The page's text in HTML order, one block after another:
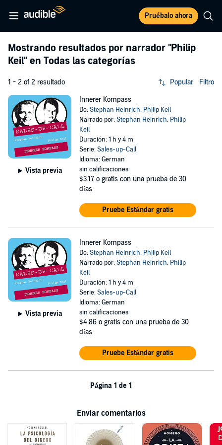
Pruébalo ahora
Mostrando resultados por narrador "Philip
Keil" en Todas las categorías
1 - 2 of 2 resultado Popular Filtro
Vista previa
Innerer Kompass
De:Stephan Heinrich, Philip Keil
Narrado por:Stephan Heinrich, Philip
Keil
Duración: 1 h y 4 m
Serie:Sales-up-Call
Idioma: German
sin calificaciones
$3.17 o gratis con una prueba de 30
días
Pruebe Estándar gratis
Vista previa
Innerer Kompass
De:Stephan Heinrich, Philip Keil
Narrado por:Stephan Heinrich, Philip
Keil
Duración: 1 h y 4 m
Serie:Sales-up-Call
Idioma: German
sin calificaciones
$4.86 o gratis con una prueba de 30
días
Pruebe Estándar gratis
Página 1 de 1
Enviar comentarios